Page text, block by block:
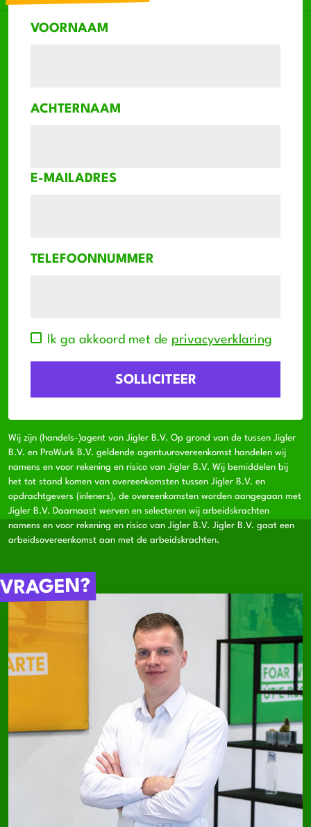
Je werkt nauwkeurig en houdt je aan
VOORNAAM
ACHTERNAAM
E-MAILADRES
TELEFOONNUMMER
Ik ga akkoord met de privacyverklaring
Wij zijn (handels-)agent van Jigler B.V. Op grond van de tussen Jigler
B.V. en ProWurk B.V. geldende agentuurovereenkomst handelen wij
namens en voor rekening en risico van Jigler B.V. Wij bemiddelen bij
het tot stand komen van overeenkomsten tussen Jigler B.V. en
opdrachtgevers (inleners), de overeenkomsten worden aangegaan met
Jigler B.V. Daarnaast werven en selecteren wij arbeidskrachten
namens en voor rekening en risico van Jigler B.V. Jigler B.V. gaat een
arbeidsovereenkomst aan met de arbeidskrachten.
VRAGEN?